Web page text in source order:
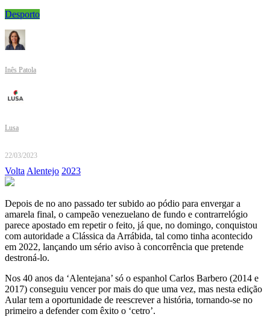
Desporto
Inês Patola
Lusa
22/03/2023
VoltaAlentejo 2023
Depois de no ano passado ter subido ao pódio para envergar a
amarela final, o campeão venezuelano de fundo e contrarrelógio
parece apostado em repetir o feito, já que, no domingo, conquistou
com autoridade a Clássica da Arrábida, tal como tinha acontecido
em 2022, lançando um sério aviso à concorrência que pretende
destroná-lo.
Nos 40 anos da ‘Alentejana’ só o espanhol Carlos Barbero (2014 e
2017) conseguiu vencer por mais do que uma vez, mas nesta edição
Aular tem a oportunidade de reescrever a história, tornando-se no
primeiro a defender com êxito o ‘cetro’.